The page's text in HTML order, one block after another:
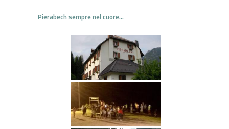
PIERABECH
Pierabech sempre nel cuore…